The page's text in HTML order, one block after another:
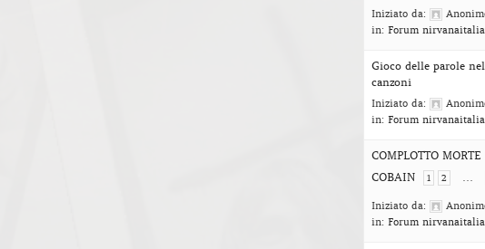
Iniziato da:
in: Forum
Gioco delle parole
canzoni
Iniziato da:
in: Forum
COMPLOTTO MORTE
COBAIN
1 2
Iniziato da:
in: Forum